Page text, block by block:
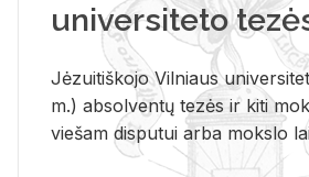
universiteto
Jėzuitiškojo Vilniaus
m.) absolventų tezės ir kiti
viešam disputui arba mokslo